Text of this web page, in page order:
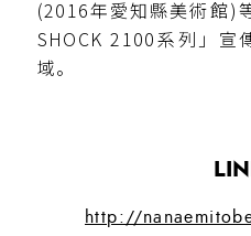
(2016年愛知縣美術館)
SHOCK 2100系列」宣
域。
http://